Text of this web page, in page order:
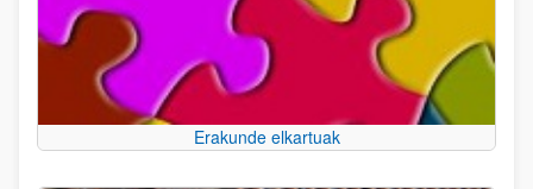
Erakunde elkartuak